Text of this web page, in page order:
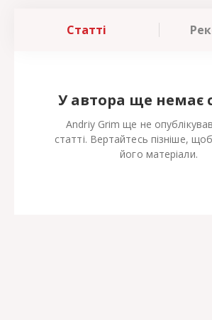
Статті
У автора ще немає
Andriy Grim ще не
статті. Вертайтесь пізніше,
його матеріали.